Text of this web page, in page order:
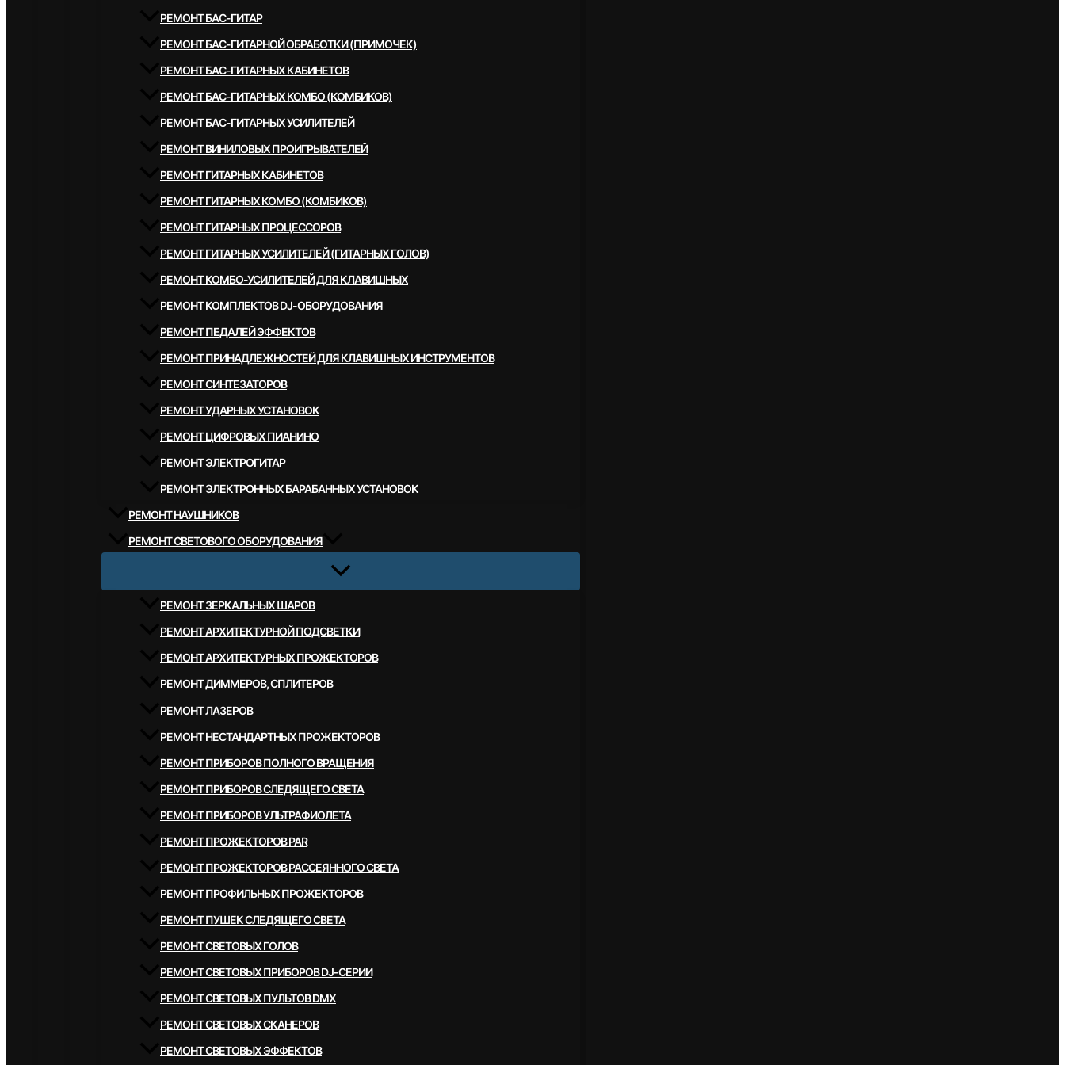
РЕМОНТ БАС-ГИТАР
РЕМОНТ БАС-ГИТАРНОЙ ОБРАБОТКИ (ПРИМОЧЕК)
РЕМОНТ БАС-ГИТАРНЫХ КАБИНЕТОВ
РЕМОНТ БАС-ГИТАРНЫХ КОМБО (КОМБИКОВ)
РЕМОНТ БАС-ГИТАРНЫХ УСИЛИТЕЛЕЙ
РЕМОНТ ВИНИЛОВЫХ ПРОИГРЫВАТЕЛЕЙ
РЕМОНТ ГИТАРНЫХ КАБИНЕТОВ
РЕМОНТ ГИТАРНЫХ КОМБО (КОМБИКОВ)
РЕМОНТ ГИТАРНЫХ ПРОЦЕССОРОВ
РЕМОНТ ГИТАРНЫХ УСИЛИТЕЛЕЙ (ГИТАРНЫХ ГОЛОВ)
РЕМОНТ КОМБО-УСИЛИТЕЛЕЙ ДЛЯ КЛАВИШНЫХ
РЕМОНТ КОМПЛЕКТОВ DJ-ОБОРУДОВАНИЯ
РЕМОНТ ПЕДАЛЕЙ ЭФФЕКТОВ
РЕМОНТ ПРИНАДЛЕЖНОСТЕЙ ДЛЯ КЛАВИШНЫХ ИНСТРУМЕНТОВ
РЕМОНТ СИНТЕЗАТОРОВ
РЕМОНТ УДАРНЫХ УСТАНОВОК
РЕМОНТ ЦИФРОВЫХ ПИАНИНО
РЕМОНТ ЭЛЕКТРОГИТАР
РЕМОНТ ЭЛЕКТРОННЫХ БАРАБАННЫХ УСТАНОВОК
РЕМОНТ НАУШНИКОВ
РЕМОНТ СВЕТОВОГО ОБОРУДОВАНИЯ
РЕМОНТ ЗЕРКАЛЬНЫХ ШАРОВ
РЕМОНТ АРХИТЕКТУРНОЙ ПОДСВЕТКИ
РЕМОНТ АРХИТЕКТУРНЫХ ПРОЖЕКТОРОВ
РЕМОНТ ДИММЕРОВ, СПЛИТЕРОВ
РЕМОНТ ЛАЗЕРОВ
РЕМОНТ НЕСТАНДАРТНЫХ ПРОЖЕКТОРОВ
РЕМОНТ ПРИБОРОВ ПОЛНОГО ВРАЩЕНИЯ
РЕМОНТ ПРИБОРОВ СЛЕДЯЩЕГО СВЕТА
РЕМОНТ ПРИБОРОВ УЛЬТРАФИОЛЕТА
РЕМОНТ ПРОЖЕКТОРОВ PAR
РЕМОНТ ПРОЖЕКТОРОВ РАССЕЯННОГО СВЕТА
РЕМОНТ ПРОФИЛЬНЫХ ПРОЖЕКТОРОВ
РЕМОНТ ПУШЕК СЛЕДЯЩЕГО СВЕТА
РЕМОНТ СВЕТОВЫХ ГОЛОВ
РЕМОНТ СВЕТОВЫХ ПРИБОРОВ DJ-СЕРИИ
РЕМОНТ СВЕТОВЫХ ПУЛЬТОВ DMX
РЕМОНТ СВЕТОВЫХ СКАНЕРОВ
РЕМОНТ СВЕТОВЫХ ЭФФЕКТОВ